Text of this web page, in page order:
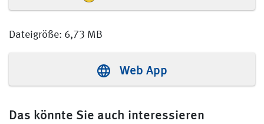
Dateigröße: 6,73 MB
Web App
Das könnte Sie auch interessieren